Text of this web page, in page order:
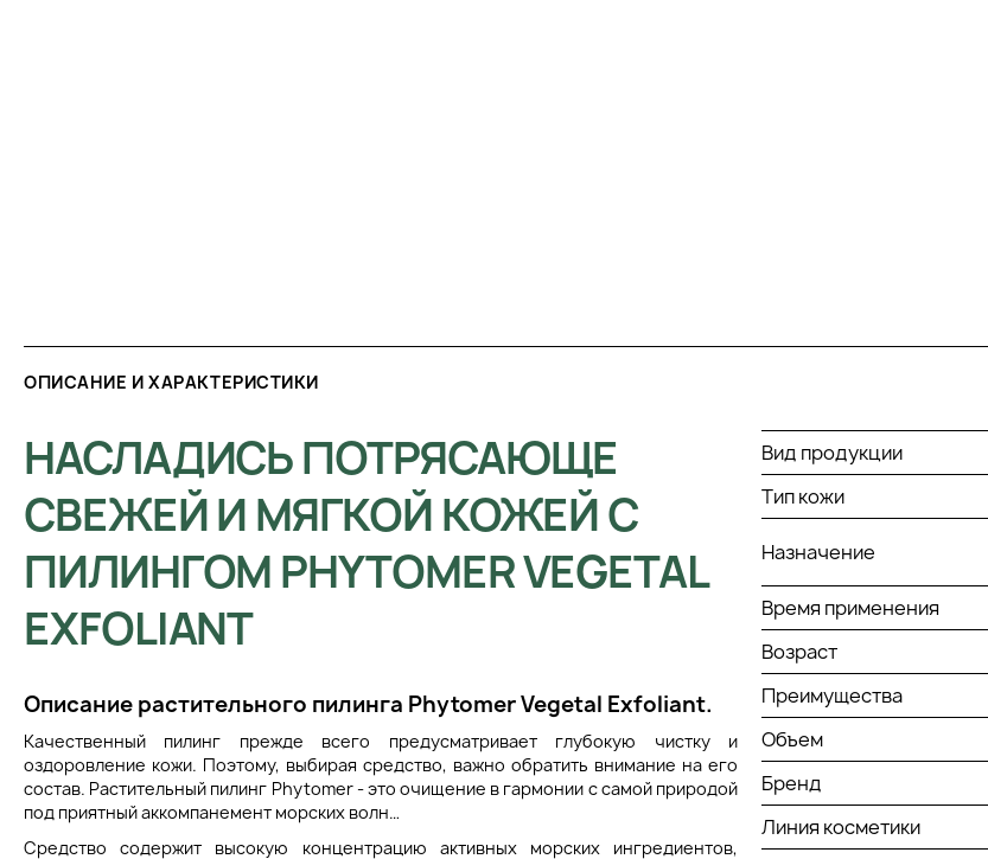
ОПИСАНИЕ И ХАРАКТЕРИСТИКИ
НАСЛАДИСЬ ПОТРЯСАЮЩЕ
СВЕЖЕЙ И МЯГКОЙ КОЖЕЙ С
ПИЛИНГОМ PHYTOMER VEGETAL
EXFOLIANT
Описание растительного пилинга Phytomer Vegetal Exfoliant.
Качественный пилинг прежде всего предусматривает глубокую чистку и
оздоровление кожи. Поэтому, выбирая средство, важно обратить внимание на его
состав. Растительный пилинг Phytomer - это очищение в гармонии с самой природой
под приятный аккомпанемент морских волн…
Средство содержит высокую концентрацию активных морских ингредиентов,
Вид продукции
Тип кожи
Назначение
Время применения
Возраст
Преимущества
Объем
Бренд
Линия косметики